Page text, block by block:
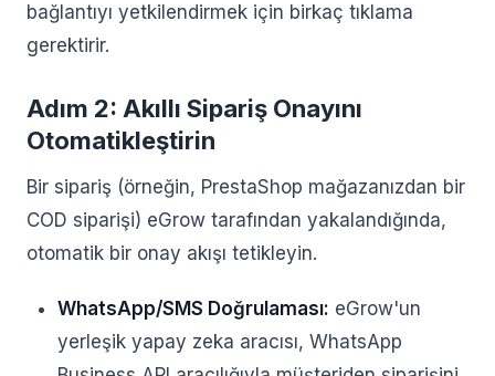
bağlantıyı yetkilendirmek için birkaç tıklama
gerektirir.
Adım 2: Akıllı Sipariş Onayını
Otomatikleştirin
Bir sipariş (örneğin, PrestaShop mağazanızdan bir
COD siparişi) eGrow tarafından yakalandığında,
otomatik bir onay akışı tetikleyin.
WhatsApp/SMS Doğrulaması: eGrow'un
yerleşik yapay zeka aracısı, WhatsApp